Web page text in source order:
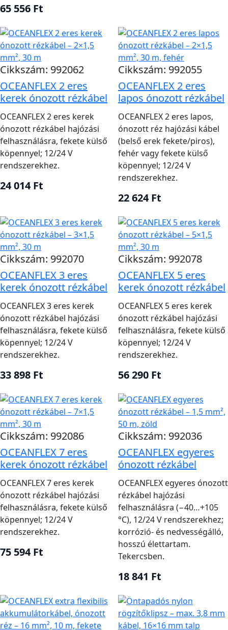
65 556 Ft
Cikkszám: 992062
OCEANFLEX 2 eres
kerek ónozott rézkábel
OCEANFLEX 2 eres kerek
ónozott rézkábel hajózási
felhasználásra, fekete külső
köpennyel; 12/24 V
rendszerekhez.
24 014 Ft
Cikkszám: 992055
OCEANFLEX 2 eres
lapos ónozott rézkábel
OCEANFLEX 2 eres lapos,
ónozott réz hajózási kábel
(belső erek fekete/piros),
fehér vagy fekete külső
köpennyel; 12/24 V
rendszerekhez.
22 624 Ft
Cikkszám: 992070
OCEANFLEX 3 eres
kerek ónozott rézkábel
OCEANFLEX 3 eres kerek
ónozott rézkábel hajózási
felhasználásra, fekete külső
köpennyel; 12/24 V
rendszerekhez.
33 898 Ft
Cikkszám: 992078
OCEANFLEX 5 eres
kerek ónozott rézkábel
OCEANFLEX 5 eres kerek
ónozott rézkábel hajózási
felhasználásra, fekete külső
köpennyel; 12/24 V
rendszerekhez.
56 290 Ft
Cikkszám: 992086
OCEANFLEX 7 eres
kerek ónozott rézkábel
OCEANFLEX 7 eres kerek
ónozott rézkábel hajózási
felhasználásra, fekete külső
köpennyel; 12/24 V
rendszerekhez.
75 594 Ft
Cikkszám: 992036
OCEANFLEX egyeres
ónozott rézkábel
OCEANFLEX egyeres ónozott
rézkábel hajózási
felhasználásra (−40…+105
°C), 12/24 V rendszerekhez;
korrózió- és nedvességálló,
hosszú élettartam.
Tekercsben.
18 841 Ft